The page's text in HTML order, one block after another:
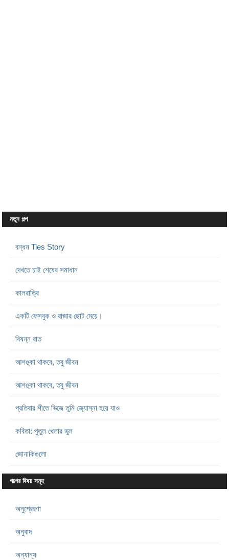
নতুন গল্প
বন্ধন Ties Story
দেখতে চাই শেষের সমাধান
কালরাত্রি
একটি ফেসবুক ও রাজার ছোট মেয়ে।
বিষন্ন রাত
আশঙ্কা থাকবে, তবু জীবন
আশঙ্কা থাকবে, তবু জীবন
প্রতিবার শীতে ভিজে তুমি জ্যোস্না হয়ে যাও
কবিতা: পুতুল খেলার ভুল
জোনাকিগুলো
গল্পের বিষয় সমূহ
অনুপ্রেরণা
অনুবাদ
অন্যান্য